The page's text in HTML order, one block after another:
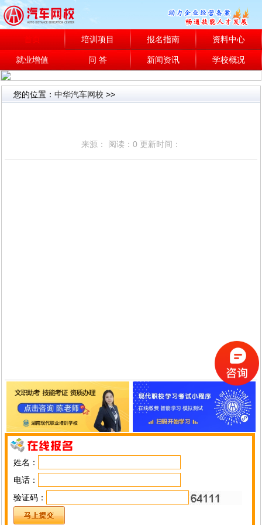
首页 培训项目 报名指南 资料中心
就业增值 问 答 新闻资讯 学校概况
您的位置：中华汽车网校 >>
来源： 阅读：0 更新时间：
姓名：
电话：
验证码：